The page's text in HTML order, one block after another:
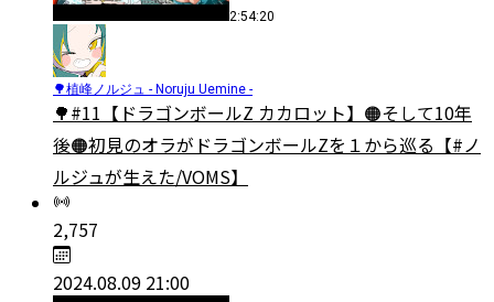
2:54:20
🌳植峰ノルジュ - Noruju Uemine -
🌳#11【ドラゴンボールZ カカロット】🟠そして10年
後🟠初見のオラがドラゴンボールZを１から巡る【#ノ
ルジュが生えた/VOMS】
2,757
2024.08.09 21:00